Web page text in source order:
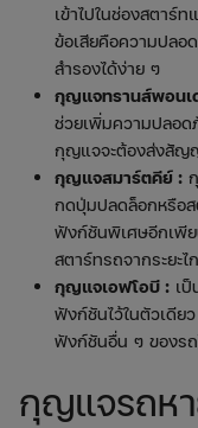
เข้าไปในช่องสตาร์
ข้อเสียคือความปลอ
สำรองได้ง่าย ๆ
กุญแจทรานส์พอนเ
ช่วยเพิ่มความปลอด
กุญแจจะต้องส่งสั
กุญแจสมาร์ตคีย์ :
กดปุ่มปลดล็อกหรือ
ฟังก์ชันพิเศษอีกเพี
สตาร์ทรถจากระยะไ
กุญแจเอฟโอบี : เ
ฟังก์ชันไว้ในตัวเดี
ฟังก์ชันอื่น ๆ ของร
กุญแจรถหา